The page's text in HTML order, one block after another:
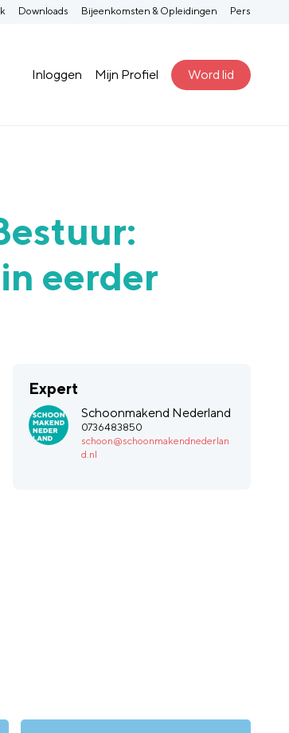
Inloggen Mijn Profiel Word lid
Downloads Bijeenkomsten & Opleidingen Pers
eerder
Expert
Schoonmakend Nederland
0736483850
schoon@schoonmakendnederlan
d.nl